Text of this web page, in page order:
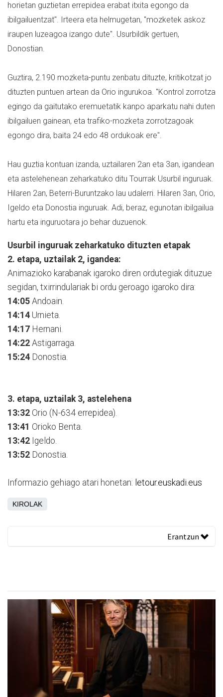
horietan guztietan errepidea erabat itxita egongo da
ibilgailuentzat". Irteera eta helmugetan, "mozketek askoz
iraupen luzeagoa izango dute". Usurbildik gertuen,
Donostian.
Guztira, 2.190 mozketa-puntu zenbatu dituzte, kritikotzat jo
dituzten puntuen artean da Orio ingurukoa. "Kontrol zorrotza
egingo da gaitutako eremuetatik kanpo aparkatu nahi duten
ibilgailuen gainean, eta trafiko-mozketa zorrotzagoak
egongo dira, baita 24 edo 48 ordukoak ere".
Hau guztia kontuan izanda, uztailaren 2an eta 3an, igandean
eta astelehenean zeharkatuko ditu Tourrak Usurbil inguruak.
Hilaren 2an, Beterri-Buruntzako lau udalerri. Hilaren 3an, Orio,
Igeldo eta Donostia inguruak. Adi, beraz, egunotan ibilgailua
hartu eta inguruotara jo behar duzuenok.
Usurbil inguruak zeharkatuko dituzten etapak
2. etapa, uztailak 2, igandea:
Animazioko karabanak igaroko diren ordutegiak dituzue
segidan, txirrindulariak bi ordu geroago igaroko dira:
14:05 Andoain.
14:14 Urnieta.
14:17 Hernani.
14:22 Astigarraga.
15:24 Donostia.
3. etapa, uztailak 3, astelehena
13:32 Orio (N-634 errepidea).
13:41 Orioko Benta.
13:42 Igeldo.
13:52 Donostia.
Informazio gehiago atari honetan: letour.euskadi.eus
KIROLAK
Erantzun